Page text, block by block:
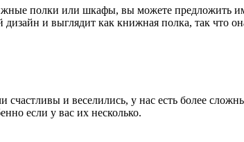
полки или шкафы, вы можете предложить
и выглядит как книжная полка, так что
и веселились, у нас есть более
если у вас их несколько.